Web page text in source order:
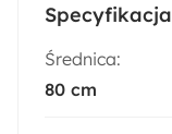
Specyfikacja
Średnica:
80 cm